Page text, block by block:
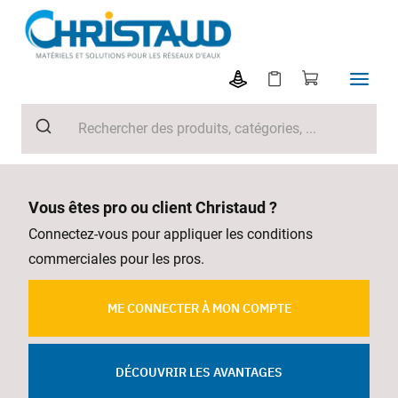
Vous êtes pro ou client Christaud ?
Connectez-vous pour appliquer les conditions
commerciales pour les pros.
ME CONNECTER À MON COMPTE
DÉCOUVRIR LES AVANTAGES